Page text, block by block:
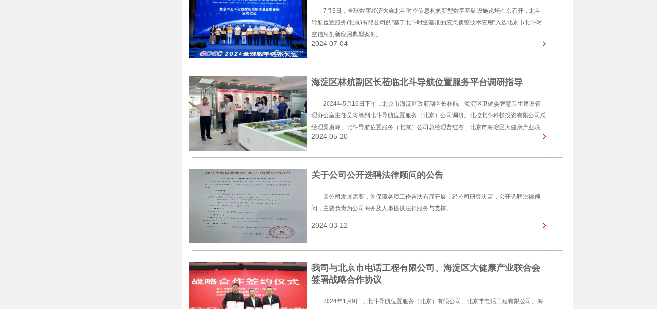
7月3日，全球数字经济大会北斗时空信息构筑新型数字基础设施论坛在京召开，北斗
导航位置服务(北京)有限公司的“基于北斗时空基准的应急预警技术应用”入选北京市北斗时
空信息创新应用典型案例。
2024-07-04
海淀区林航副区长莅临北斗导航位置服务平台调研指导
2024年5月16日下午，北京市海淀区政府副区长林航、海淀区卫健委智慧卫生建设管
理办公室主任吴涛等到北斗导航位置服务（北京）公司调研。北控北斗科技投资有限公司总
经理梁勇峰、北斗导航位置服务（北京）公司总经理曹红杰、北京市海淀区大健康产业联合
会会长韩笑冰、北京市海淀区大健康产业联合会秘书长包曙光等参加座谈交流。
2024-05-20
关于公司公开选聘法律顾问的公告
因公司发展需要，为保障各项工作合法有序开展，经公司研究决定，公开选聘法律顾
问，主要负责为公司商务及人事提供法律服务与支撑。
2024-03-12
我司与北京市电话工程有限公司、海淀区大健康产业联合会
签署战略合作协议
2024年1月9日，北斗导航位置服务（北京）有限公司、北京市电话工程有限公司、海